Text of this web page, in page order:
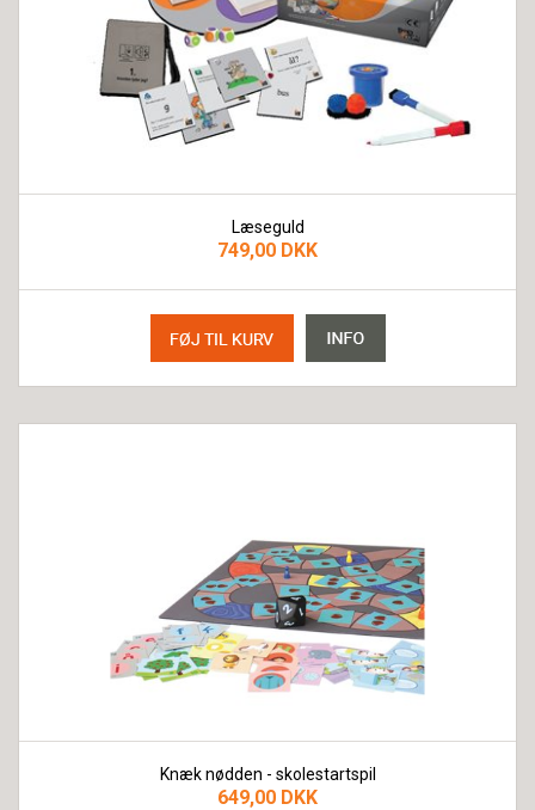
Læseguld
749,00 DKK
Knæk nødden - skolestartspil
649,00 DKK